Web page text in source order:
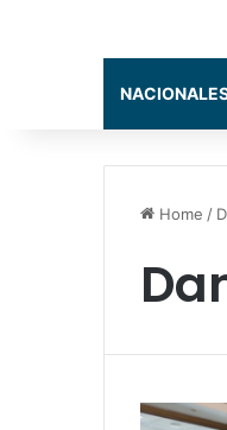
Home /